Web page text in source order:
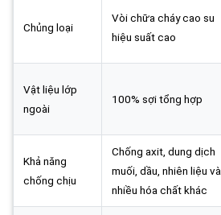
Chủng loại
Vòi chữa cháy cao su
hiệu suất cao
Vật liệu lớp
ngoài
100% sợi tổng hợp
Khả năng
chống chịu
Chống axit, dung dịch
muối, dầu, nhiên liệu và
nhiều hóa chất khác